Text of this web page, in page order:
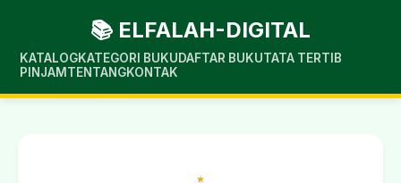
📚 ELFALAH-DIGITAL
KATALOGKATEGORI BUKUDAFTAR BUKUTATA TERTIB
PINJAM TENTANGKONTAK